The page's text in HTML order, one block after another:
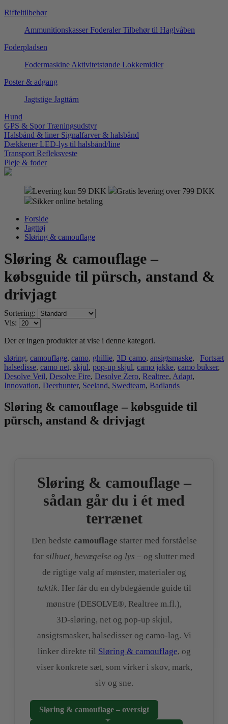
Riffeltilbehør
Ammunitionskasser Foderaler Tilbehør til Haglvåben
Foderpladsen
Fodermaskine Aktivitetstønde Lokkemidler
Poster & adgang
Jagtstige Jagttårn
Hund
GPS & Spor Træningsudstyr
Halsbånd & liner Signalfarver & halsbånd
Dækkener LED-lys til halsbånd/line
Transport Refleksveste
Pleje & foder
Levering kun 59 DKK
Gratis levering over 799 DKK
Sikker online betaling
Forside
Jagttøj
Sløring & camouflage
Sløring & camouflage –
købsguide til pürsch, anstand &
drivjagt
Sortering:
Vis:
Der er ingen produkter at vise i denne kategori.
Fortsæt
sløring, camouflage, camo, ghillie, 3D camo, ansigtsmaske,
halsedisse, camo net, skjul, pop-up skjul, camo jakke, camo bukser,
Desolve Veil, Desolve Fire, Desolve Zero, Realtree, Adapt,
Innovation, Deerhunter, Seeland, Swedteam, Badlands
Sløring & camouflage – købsguide til
pürsch, anstand & drivjagt
Sløring & camouflage –
sådan går du i ét med
terrænet
Den bedste camouflage starter med forståelse
for silhuet, bevægelse og lys – og slutter med
de rigtige valg af mønster, materialer og
taktik. Her får du en dybdegående guide til
mønstre (DESOLVE®, Realtree m.fl.),
3D‑sløring, net og pop‑up skjul,
ansigtsmasker, halsedisser og camo‑lag. Vi
linker direkte til Sløring & camouflage, og
viser konkrete sæt, som virker i skov, mark,
siv og sne.
Sløring & camouflage – oversigt